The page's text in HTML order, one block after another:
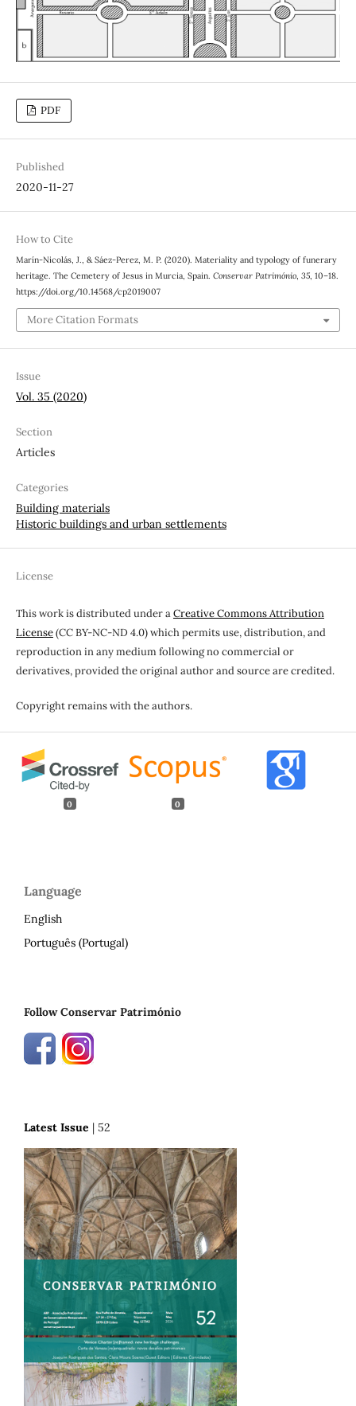
PDF
Published
2020-11-27
How to Cite
Marín-Nicolás, J., & Sáez-Perez, M. P. (2020). Materiality and typology of funerary
heritage. The Cemetery of Jesus in Murcia, Spain. Conservar Património, 35, 10–18.
https://doi.org/10.14568/cp2019007
More Citation Formats
Issue
Vol. 35 (2020)
Section
Articles
Categories
Building materials
Historic buildings and urban settlements
License
This work is distributed under aCreative Commons Attribution
License(CC BY-NC-ND 4.0) which permits use, distribution, and
reproduction in any medium following no commercial or
derivatives, provided the original author and source are credited.
Copyright remains with the authors.
0 0
Language
English
Português (Portugal)
Follow Conservar Património
Latest Issue | 52